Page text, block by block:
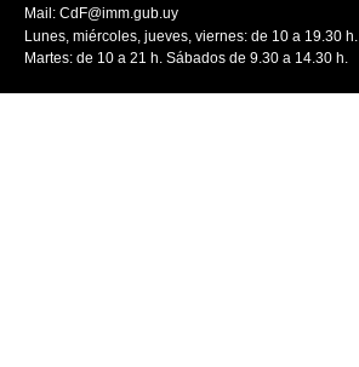
Mail: CdF@imm.gub.uy
Lunes, miércoles, jueves, viernes: de 10 a 19.30 h.
Martes: de 10 a 21 h. Sábados de 9.30 a 14.30 h.